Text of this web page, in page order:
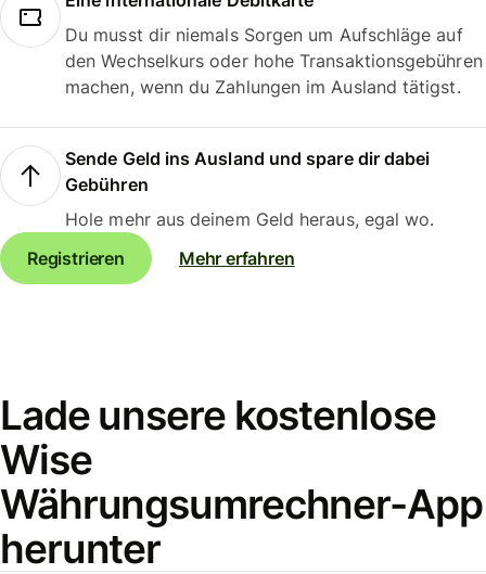
Du musst dir niemals Sorgen um Aufschläge auf
den Wechselkurs oder hohe Transaktionsgebühren
machen, wenn du Zahlungen im Ausland tätigst.
Sende Geld ins Ausland und spare dir dabei
Gebühren
Hole mehr aus deinem Geld heraus, egal wo.
Registrieren
Mehr erfahren
Lade unsere kostenlose
Wise
Währungsumrechner-App
herunter